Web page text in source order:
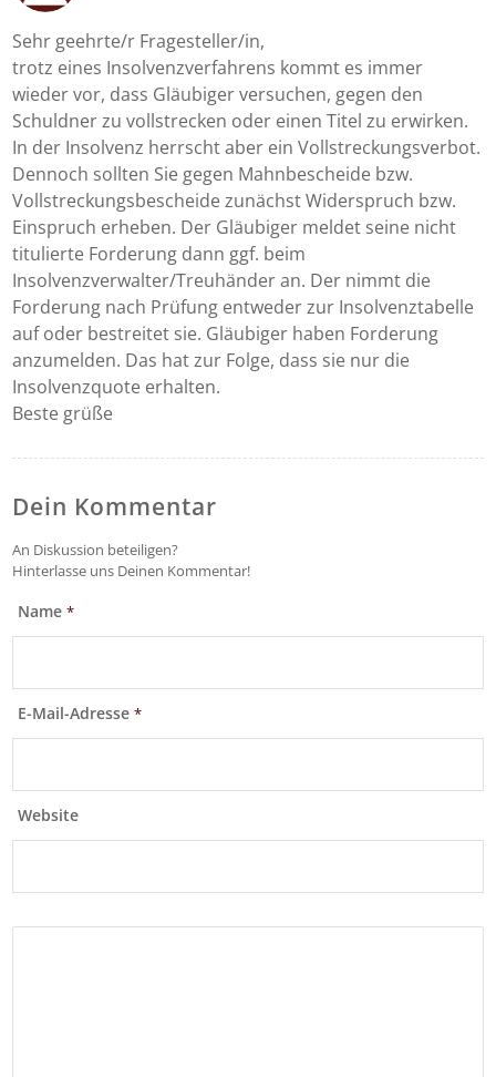
Sehr geehrte/r Fragesteller/in,
trotz eines Insolvenzverfahrens kommt es immer
wieder vor, dass Gläubiger versuchen, gegen den
Schuldner zu vollstrecken oder einen Titel zu erwirken.
In der Insolvenz herrscht aber ein Vollstreckungsverbot.
Dennoch sollten Sie gegen Mahnbescheide bzw.
Vollstreckungsbescheide zunächst Widerspruch bzw.
Einspruch erheben. Der Gläubiger meldet seine nicht
titulierte Forderung dann ggf. beim
Insolvenzverwalter/Treuhänder an. Der nimmt die
Forderung nach Prüfung entweder zur Insolvenztabelle
auf oder bestreitet sie. Gläubiger haben Forderung
anzumelden. Das hat zur Folge, dass sie nur die
Insolvenzquote erhalten.
Beste grüße
Dein Kommentar
An Diskussion beteiligen?
Hinterlasse uns Deinen Kommentar!
Name*
E-Mail-Adresse*
Website